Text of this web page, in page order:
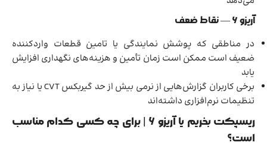
آریزو ۶ — نقاط ضعف
در مناطقی که پوشش نمایندگی یا تامین قطعات واردکننده
ضعیف است ممکن است زمان تأمین و هزینه‌های نگهداری افزایش
یابد
برخی کاربران گزارش‌هایی از نرمی بیش از حد گیربکس CVT یا نیاز به
تنظیمات نرم‌افزاری داشته‌اند
ریسپکت بخریم یا آریزو ۶ | برای چه کسی کدام مناسب
است؟